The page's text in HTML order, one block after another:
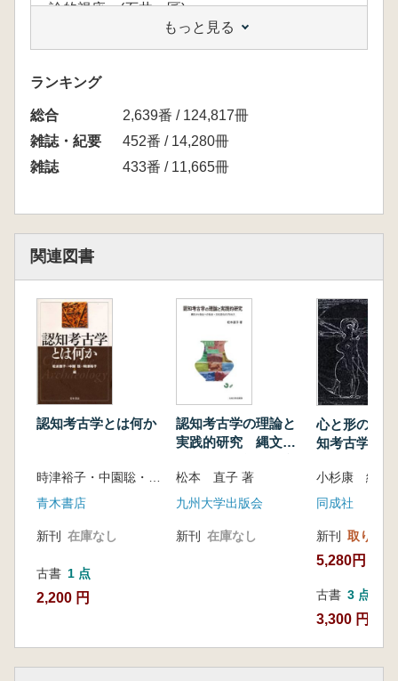
論的視座―(石井 匠)
第2 部 環境・身体・社会をつなぐアート
縄文時代早期末～前期の漆文化とその特徴(工
藤雄一郎)
人類のオセアニア拡散にともなう芸術表現の変
化について―アオテアロア(ニュージーランド)
を例に―(石村 智)
形の欠如から3 次元へ―ソサエティ諸島のイレ
剣状刀子と剣先刀子の意義(ライアン・ジョセ
チャビン現象をどうとらえるか―アンデス形成
期における宗教的信仰拡散のメカニズム―(松
本雄一)
形成期のメキシコ盆地における土器の器種と文
様の変化について(佐藤悦夫)
古代メキシコのパラダイム・シフトと技術革新
―ピラミッドのフルモデルチェンジとマイナー
第4 部 座談会
心とアートの考古学―人類にとってアートとは
之,松木武彦)
もっと見る
ランキング
総合
2,639番 / 124,817冊
雑誌・紀要
452番 / 14,280冊
雑誌
433番 / 11,665冊
関連図書
認知考古学とは何か
時津裕子・中園聡・松本直子 編
青木書店
新刊 在庫なし
古書 1 点
2,200 円
認知考古学の理論と
実践的研究 縄文か
化変化のプロセス
松本 直子 著
九州大学出版会
新刊 在庫なし
心と形の考
知考古学の
小杉康 編
同成社
新刊 取り寄せ
5,280円
古書 3 点
3,300 円~